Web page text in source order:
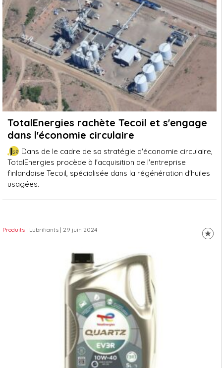
TotalEnergies rachète Tecoil et s'engage
dans l'économie circulaire
Dans de le cadre de sa stratégie d'économie circulaire,
TotalEnergies procède à l'acquisition de l'entreprise
finlandaise Tecoil, spécialisée dans la régénération d'huiles
usagées.
Produits | Lubrifiants | 29 juin 2024